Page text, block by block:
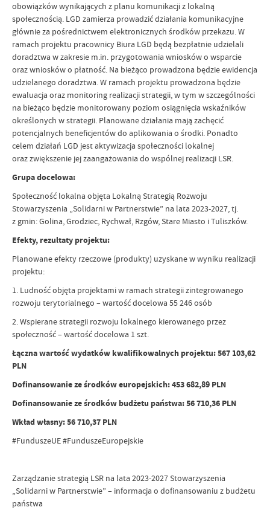
obowiązków wynikających z planu komunikacji z lokalną
społecznością. LGD zamierza prowadzić działania komunikacyjne
głównie za pośrednictwem elektronicznych środków przekazu. W
ramach projektu pracownicy Biura LGD będą bezpłatnie udzielali
doradztwa w zakresie m.in. przygotowania wniosków o wsparcie
oraz wniosków o płatność. Na bieżąco prowadzona będzie ewidencja
udzielanego doradztwa. W ramach projektu prowadzona będzie
ewaluacja oraz monitoring realizacji strategii, w tym w szczególności
na bieżąco będzie monitorowany poziom osiągnięcia wskaźników
określonych w strategii. Planowane działania mają zachęcić
potencjalnych beneficjentów do aplikowania o środki. Ponadto
celem działań LGD jest aktywizacja społeczności lokalnej
oraz zwiększenie jej zaangażowania do wspólnej realizacji LSR.
Grupa docelowa:
Społeczność lokalna objęta Lokalną Strategią Rozwoju
Stowarzyszenia „Solidarni w Partnerstwie” na lata 2023-2027, tj.
z gmin: Golina, Grodziec, Rychwał, Rzgów, Stare Miasto i Tuliszków.
Efekty, rezultaty projektu:
Planowane efekty rzeczowe (produkty) uzyskane w wyniku realizacji
projektu:
1. Ludność objęta projektami w ramach strategii zintegrowanego
rozwoju terytorialnego – wartość docelowa 55 246 osób
2. Wspierane strategii rozwoju lokalnego kierowanego przez
społeczność – wartość docelowa 1 szt.
Łączna wartość wydatków kwalifikowalnych projektu: 567 103,62
PLN
Dofinansowanie ze środków europejskich: 453 682,89 PLN
Dofinansowanie ze środków budżetu państwa: 56 710,36 PLN
Wkład własny: 56 710,37 PLN
#FunduszeUE #FunduszeEuropejskie
Zarządzanie strategią LSR na lata 2023-2027 Stowarzyszenia
„Solidarni w Partnerstwie” – informacja o dofinansowaniu z budżetu
państwa